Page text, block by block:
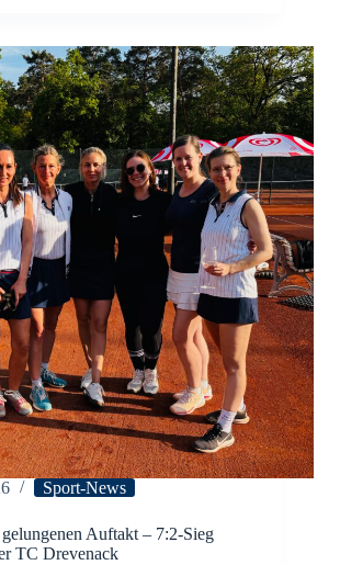
Sport-News
Auftakt – 7:2-Sieg
TC Drevenack